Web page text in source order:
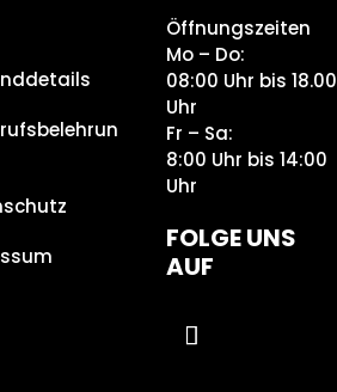
Öffnungszeiten
Mo – Do:
08:00 Uhr bis 18.00
Uhr
Fr – Sa:
8:00 Uhr bis 14:00
Uhr
FOLGE UNS
AUF